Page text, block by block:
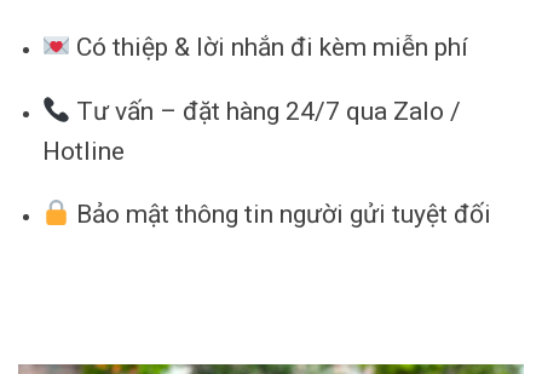
Có thiệp & lời nhắn đi kèm miễn phí
Tư vấn – đặt hàng 24/7 qua Zalo /
Hotline
Bảo mật thông tin người gửi tuyệt đối